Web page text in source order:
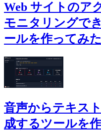
Web サイトのア
モニタリングで
ールを作ってみた
音声からテキス
成するツールを